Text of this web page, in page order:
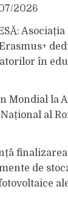
2026
în
Mondial la
al
de